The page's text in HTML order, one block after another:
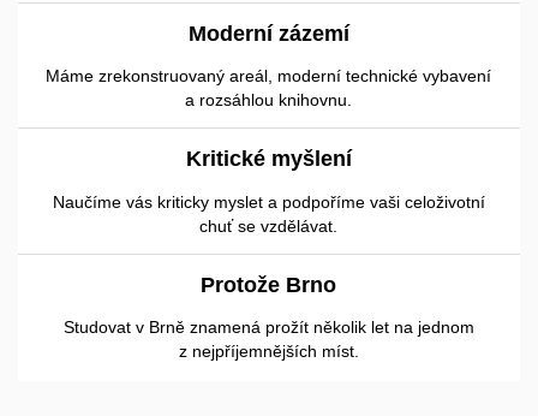
Moderní zázemí
Máme zrekonstruovaný areál, moderní technické vybavení
a rozsáhlou knihovnu.
Kritické myšlení
Naučíme vás kriticky myslet a podpoříme vaši celoživotní
chuť se vzdělávat.
Protože Brno
Studovat v Brně znamená prožít několik let na jednom
z nejpříjemnějších míst.